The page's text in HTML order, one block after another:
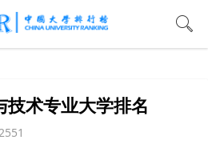
术专业大学排名